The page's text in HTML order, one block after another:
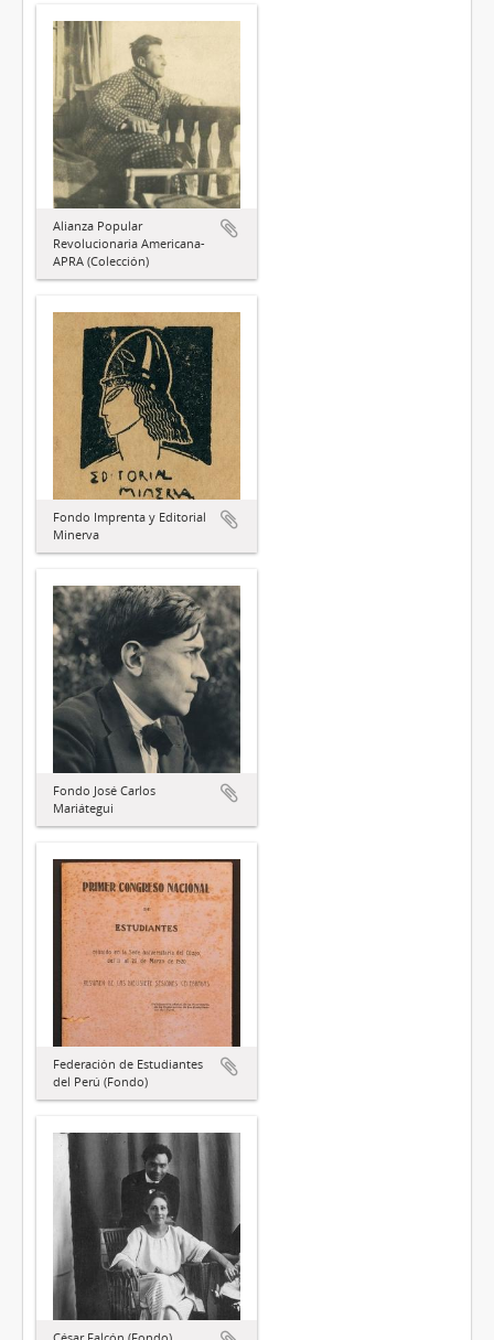
Alianza Popular
Revolucionaria Americana-
APRA (Colección)
Fondo Imprenta y Editorial
Minerva
Fondo José Carlos
Mariátegui
Federación de Estudiantes
del Perú (Fondo)